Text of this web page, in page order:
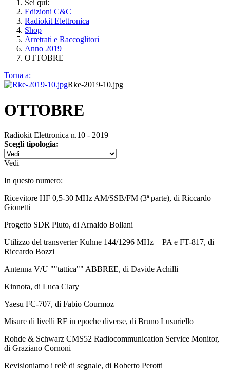
Sei qui:
Edizioni C&C
Radiokit Elettronica
Shop
Arretrati e Raccoglitori
Anno 2019
OTTOBRE
Torna a:
Rke-2019-10.jpg
OTTOBRE
Radiokit Elettronica n.10 - 2019
Scegli tipologia:
Vedi
In questo numero:
Ricevitore HF 0,5-30 MHz AM/SSB/FM (3ª parte), di Riccardo
Gionetti
Progetto SDR Pluto, di Arnaldo Bollani
Utilizzo del transverter Kuhne 144/1296 MHz + PA e FT-817, di
Riccardo Bozzi
Antenna V/U ""tattica"" ABBREE, di Davide Achilli
Kinnota, di Luca Clary
Yaesu FC-707, di Fabio Courmoz
Misure di livelli RF in epoche diverse, di Bruno Lusuriello
Rohde & Schwarz CMS52 Radiocommunication Service Monitor,
di Graziano Cornoni
Revisioniamo i relè di segnale, di Roberto Perotti